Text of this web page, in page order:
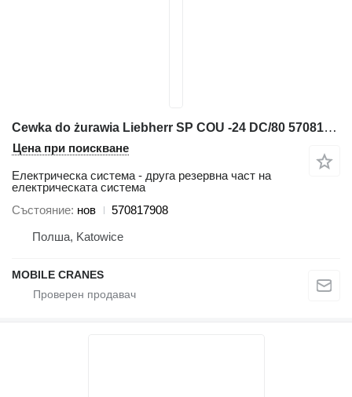
Cewka do żurawia Liebherr SP COU -24 DC/80 570817908 за автокран
Цена при поискване
Електрическа система - друга резервна част на
електрическата система
Състояние нов
570817908
Полша, Katowice
MOBILE CRANES